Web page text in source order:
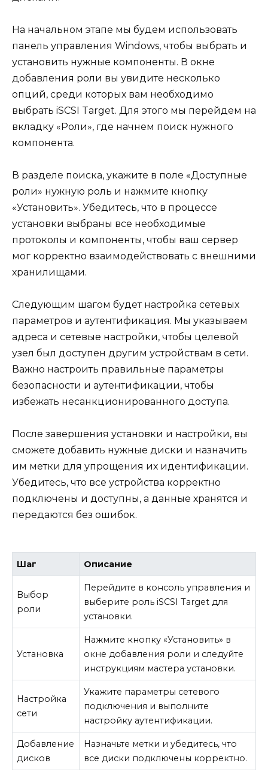
На начальном этапе мы будем использовать
панель управления Windows, чтобы выбрать и
установить нужные компоненты. В окне
добавления роли вы увидите несколько
опций, среди которых вам необходимо
выбрать iSCSI Target. Для этого мы перейдем на
вкладку «Роли», где начнем поиск нужного
компонента.
В разделе поиска, укажите в поле «Доступные
роли» нужную роль и нажмите кнопку
«Установить». Убедитесь, что в процессе
установки выбраны все необходимые
протоколы и компоненты, чтобы ваш сервер
мог корректно взаимодействовать с внешними
хранилищами.
Следующим шагом будет настройка сетевых
параметров и аутентификация. Мы указываем
адреса и сетевые настройки, чтобы целевой
узел был доступен другим устройствам в сети.
Важно настроить правильные параметры
безопасности и аутентификации, чтобы
избежать несанкционированного доступа.
После завершения установки и настройки, вы
сможете добавить нужные диски и назначить
им метки для упрощения их идентификации.
Убедитесь, что все устройства корректно
подключены и доступны, а данные хранятся и
передаются без ошибок.
Шаг Описание
Выбор
роли
Перейдите в консоль управления и
выберите роль iSCSI Target для
установки.
Установка
Нажмите кнопку «Установить» в
окне добавления роли и следуйте
инструкциям мастера установки.
Настройка
сети
Укажите параметры сетевого
подключения и выполните
настройку аутентификации.
Добавление
дисков
Назначьте метки и убедитесь, что
все диски подключены корректно.